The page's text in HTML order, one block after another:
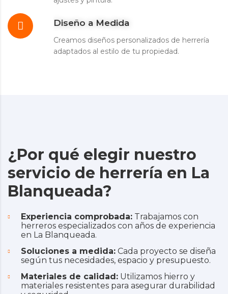
Diseño a Medida
Creamos diseños personalizados de herrería
adaptados al estilo de tu propiedad.
¿Por qué elegir nuestro
servicio de herrería en La
Blanqueada?
Experiencia comprobada: Trabajamos con
herreros especializados con años de experiencia
en La Blanqueada.
Soluciones a medida: Cada proyecto se diseña
según tus necesidades, espacio y presupuesto.
Materiales de calidad: Utilizamos hierro y
materiales resistentes para asegurar durabilidad